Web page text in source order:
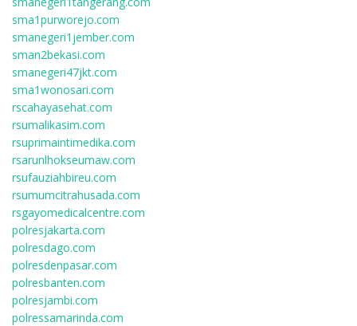
sma1purworejo.com
smanegeri1jember.com
sman2bekasi.com
smanegeri47jkt.com
sma1wonosari.com
rscahayasehat.com
rsumalikasim.com
rsuprimaintimedika.com
rsarunlhokseumaw.com
rsufauziahbireu.com
rsumumcitrahusada.com
rsgayomedicalcentre.com
polresjakarta.com
polresdago.com
polresdenpasar.com
polresbanten.com
polresjambi.com
polressamarinda.com